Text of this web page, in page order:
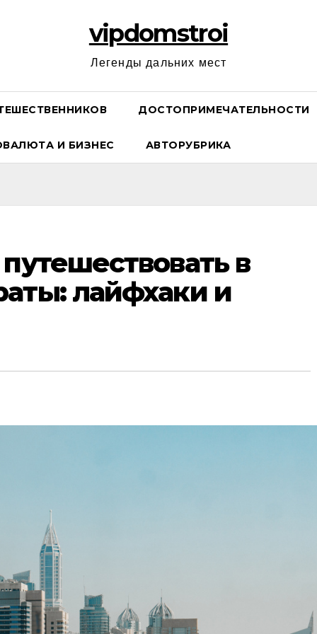
vipdomstroi
Легенды дальних мест
ДОСТОПРИМЕЧАТЕЛЬНОСТИ
И БИЗНЕС АВТОРУБРИКА
в
лайфхаки и